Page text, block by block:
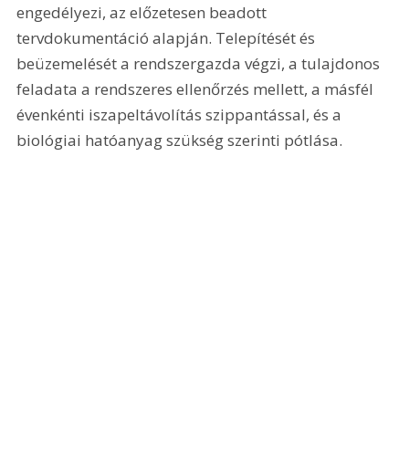
engedélyezi, az előzetesen beadott
tervdokumentáció alapján. Telepítését és
beüzemelését a rendszergazda végzi, a tulajdonos
feladata a rendszeres ellenőrzés mellett, a másfél
évenkénti iszapeltávolítás szippantással, és a
biológiai hatóanyag szükség szerinti pótlása.